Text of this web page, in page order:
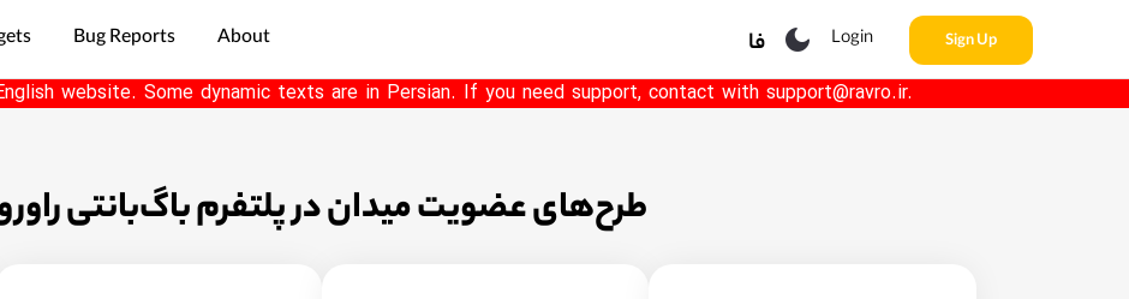
Bug Reports About فا Login Sign Up
website. Some dynamic texts are in Persian. If you need support, contact with support@ravro.ir.
طرح‌های عضویت میدان در پلتفرم باگ‌بانتی